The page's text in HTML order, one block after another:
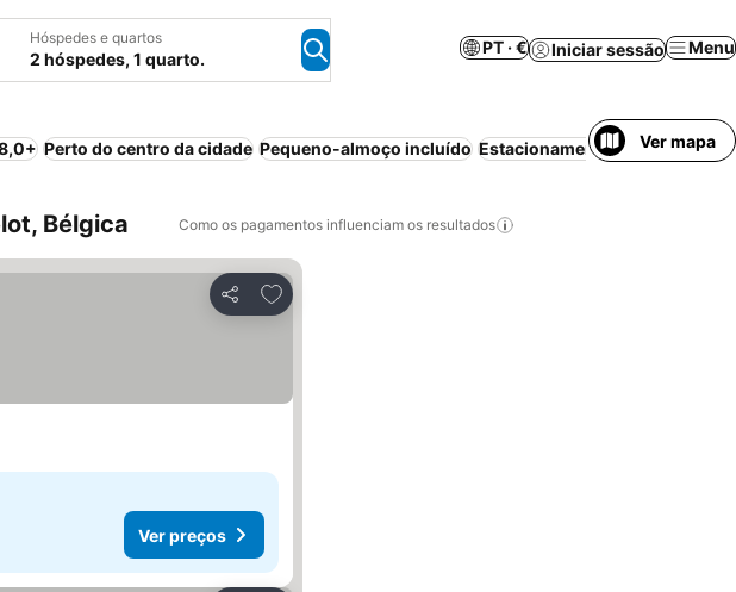
Hóspedes e quartos
2 hóspedes, 1 quarto.
PT · € Iniciar sessão Menu
Perto do centro da cidade Pequeno-almoço incluído Estacionamento Bed &
Ver mapa
Bélgica Como os pagamentos influenciam os resultados
Partilhar
Adicionar aos favoritos
Ver preços